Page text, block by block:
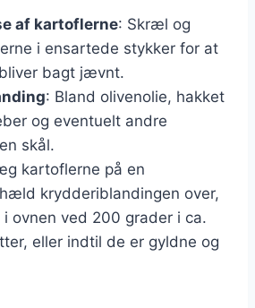
af kartoflerne: Skræl og
i ensartede stykker for at
bagt jævnt.
: Bland olivenolie, hakket
og eventuelt andre
skål.
kartoflerne på en
krydderiblandingen over,
ovnen ved 200 grader i ca.
eller indtil de er gyldne og